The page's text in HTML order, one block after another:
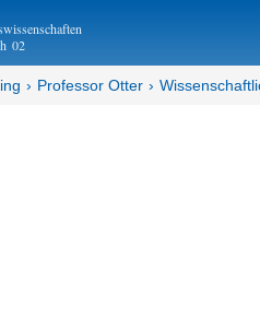
02
Professor Otter